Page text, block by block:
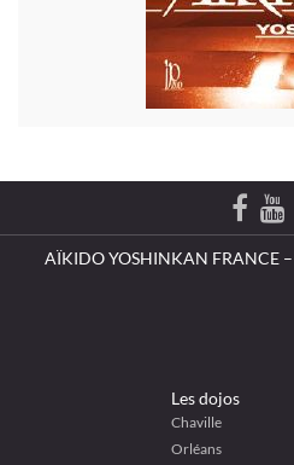
AÏKIDO YOSHINKAN FRANCE
Les dojos
Chaville
Orléans